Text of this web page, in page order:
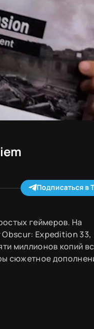
Подписаться в
геймеров. На
Expedition 33,
миллионов копий
сюжетное